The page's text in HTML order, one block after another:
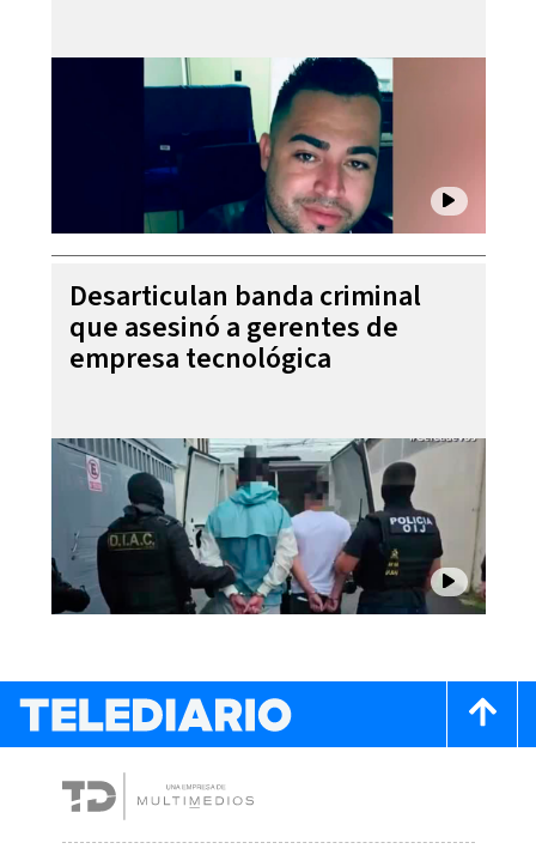
Desarticulan banda criminal
que asesinó a gerentes de
empresa tecnológica